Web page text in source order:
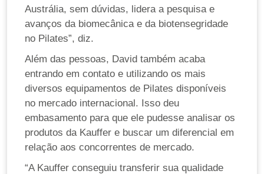
Austrália, sem dúvidas, lidera a pesquisa e
avanços da biomecânica e da biotensegridade
no Pilates”, diz.
Além das pessoas, David também acaba
entrando em contato e utilizando os mais
diversos equipamentos de Pilates disponíveis
no mercado internacional. Isso deu
embasamento para que ele pudesse analisar os
produtos da Kauffer e buscar um diferencial em
relação aos concorrentes de mercado.
“A Kauffer conseguiu transferir sua qualidade